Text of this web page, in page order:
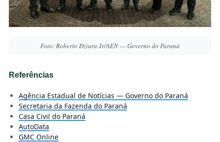
Foto: Roberto Dziura Jr/AEN — Governo do Paraná
Referências
Agência Estadual de Notícias — Governo do Paraná
Secretaria da Fazenda do Paraná
Casa Civil do Paraná
AutoData
GMC Online